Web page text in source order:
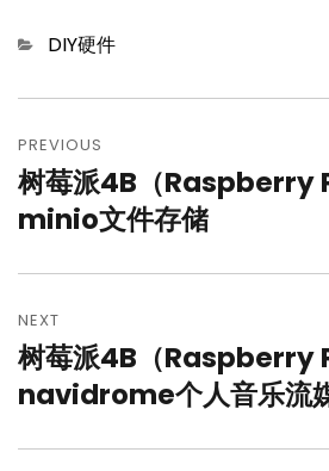
Categories
DIY硬件
章
导
航
PREVIOUS
Previous
post:
树莓派4B（Raspberry
minio文件存储
NEXT
Next
post:
树莓派4B（Raspberry
navidrome个人音乐流